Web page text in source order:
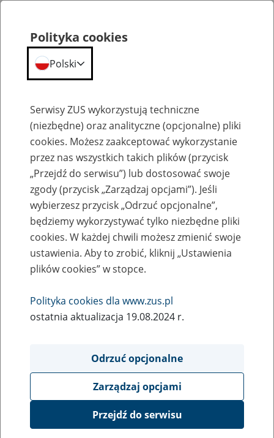
Szkolenia
Zaproś ZUS do siebie - zakładanie profili
eZUS w siedzibie Twojej firmy
Rodzaj wydarzenia
Szkolenia
Obszar merytoryczny
obsługa klientów
Opis wydarzenia
Platforma Usług Elektronicznych eZUS
Polityka cookies
Polski
Serwisy ZUS wykorzystują techniczne
(niezbędne) oraz analityczne (opcjonalne) pliki
cookies. Możesz zaakceptować wykorzystanie
przez nas wszystkich takich plików (przycisk
„Przejdź do serwisu”) lub dostosować swoje
zgody (przycisk „Zarządzaj opcjami”). Jeśli
wybierzesz przycisk „Odrzuć opcjonalne”,
będziemy wykorzystywać tylko niezbędne pliki
cookies. W każdej chwili możesz zmienić swoje
ustawienia. Aby to zrobić, kliknij „Ustawienia
plików cookies” w stopce.
Polityka cookies dla www.zus.pl
ostatnia aktualizacja 19.08.2024 r.
Odrzuć opcjonalne
Zarządzaj opcjami
Przejdź do serwisu